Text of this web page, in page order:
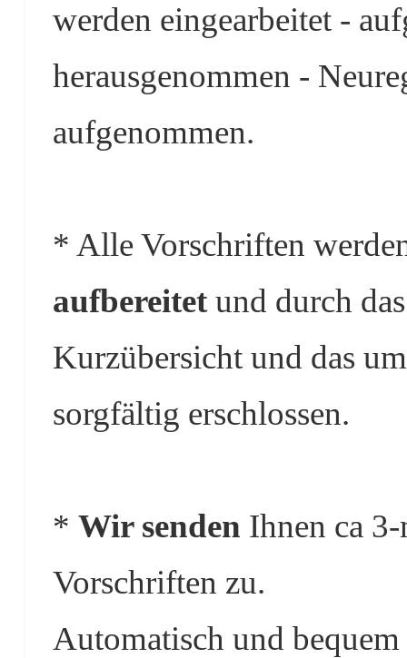
werden eingearbeitet -
herausgenommen -
aufgenommen.
* Alle Vorschriften
aufbereitetund durch
Kurzübersicht und das
sorgfältig erschlossen.
* Wir senden Ihnen ca
Vorschriften zu.
Automatisch und